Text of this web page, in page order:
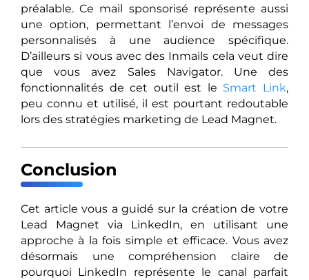
préalable. Ce mail sponsorisé représente aussi
une option, permettant l’envoi de messages
personnalisés à une audience spécifique.
D’ailleurs si vous avec des Inmails cela veut dire
que vous avez Sales Navigator. Une des
fonctionnalités de cet outil est le Smart Link,
peu connu et utilisé, il est pourtant redoutable
lors des stratégies marketing de Lead Magnet.
Conclusion
Cet article vous a guidé sur la création de votre
Lead Magnet via LinkedIn, en utilisant une
approche à la fois simple et efficace. Vous avez
désormais une compréhension claire de
pourquoi LinkedIn représente le canal parfait